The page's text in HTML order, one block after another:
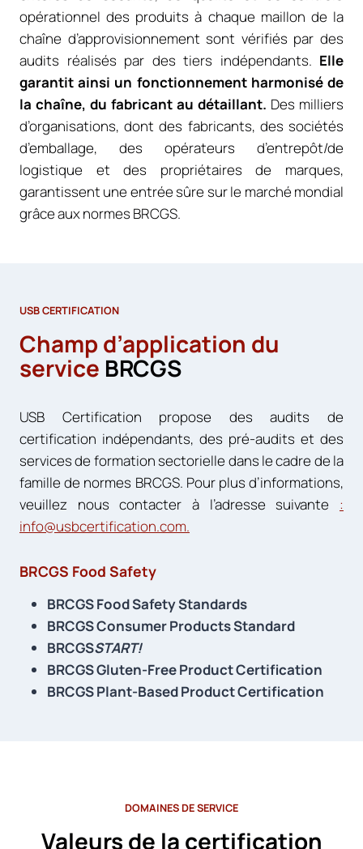
opérationnel des produits à chaque maillon de la
chaîne d’approvisionnement sont vérifiés par des
audits réalisés par des tiers indépendants. Elle
garantit ainsi un fonctionnement harmonisé de
la chaîne, du fabricant au détaillant. Des milliers
d’organisations, dont des fabricants, des sociétés
d’emballage, des opérateurs d’entrepôt/de
logistique et des propriétaires de marques,
garantissent une entrée sûre sur le marché mondial
grâce aux normes BRCGS.
USB CERTIFICATION
Champ d’application du
service BRCGS
USB Certification propose des audits de
certification indépendants, des pré-audits et des
services de formation sectorielle dans le cadre de la
famille de normes BRCGS. Pour plus d’informations,
veuillez nous contacter à l’adresse suivante :
info@usbcertification.com.
BRCGS Food Safety
BRCGS Food Safety Standards
BRCGS Consumer Products Standard
BRCGSSTART!
BRCGS Gluten-Free Product Certification
BRCGS Plant-Based Product Certification
DOMAINES DE SERVICE
Valeurs de la certification